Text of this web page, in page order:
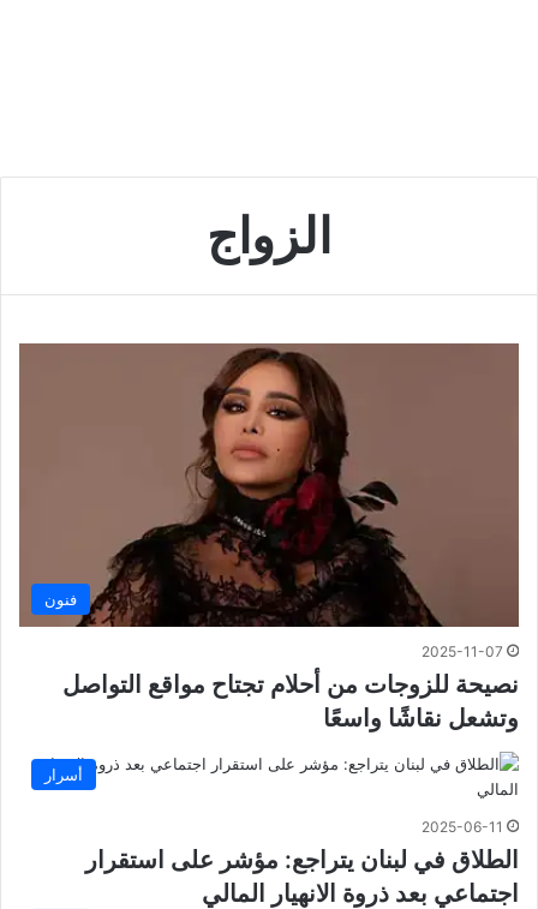
الزواج
فنون
2025-11-07
نصيحة للزوجات من أحلام تجتاح مواقع التواصل
وتشعل نقاشًا واسعًا
أسرار
2025-06-11
الطلاق في لبنان يتراجع: مؤشر على استقرار
اجتماعي بعد ذروة الانهيار المالي